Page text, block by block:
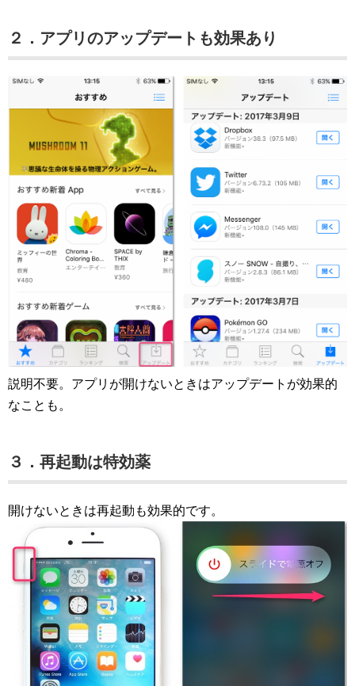
２．アプリのアップデートも効果あり
説明不要。アプリが開けないときはアップデートが効果的
なことも。
３．再起動は特効薬
開けないときは再起動も効果的です。